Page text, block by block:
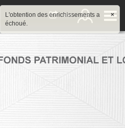
×
L'obtention des enrichissements a
échoué.